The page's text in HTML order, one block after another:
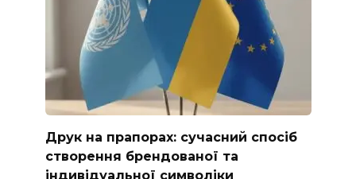
Друк на прапорах: сучасний спосіб
створення брендованої та
індивідуальної символіки